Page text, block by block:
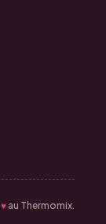
♥ au Thermomix.